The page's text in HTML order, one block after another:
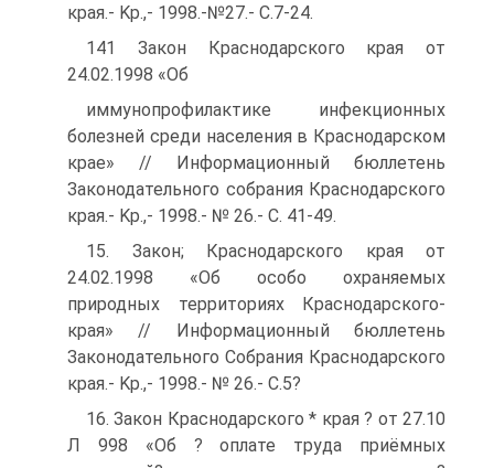
края.- Kp.,- 1998.-№27.- С.7-24.
141 Закон Краснодарского края от
24.02.1998 «Об
иммунопрофилактике инфекционных
болезней среди населения в Краснодарском
крае» // Информационный бюллетень
Законодательного собрания Краснодарского
края.- Kp.,- 1998.- № 26.- С. 41-49.
15. Закон; Краснодарского края от
24.02.1998 «Об особо охраняемых
природных территориях Краснодарского-
края» // Информационный бюллетень
Законодательного Собрания Краснодарского
края.- Kp.,- 1998.- № 26.- С.5?
16. Закон Краснодарского * края ? от 27.10
Л 998 «Об ? оплате труда приёмных